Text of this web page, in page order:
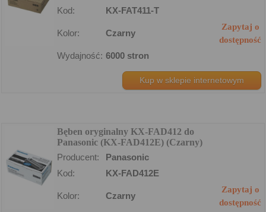
Kod:
KX-FAT411-T
Kolor: Czarny
Zapytaj o
dostępność
Wydajność: 6000 stron
Kup w sklepie internetowym
Bęben oryginalny KX-FAD412 do
Panasonic (KX-FAD412E) (Czarny)
Producent:
Panasonic
Kod:
KX-FAD412E
Kolor: Czarny
Zapytaj o
dostępność